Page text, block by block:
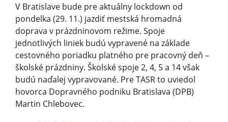
V Bratislave bude pre aktuálny lockdown od
pondelka (29. 11.) jazdiť mestská hromadná
doprava v prázdninovom režime. Spoje
jednotlivých liniek budú vypravené na základe
cestovného poriadku platného pre pracovný deň –
školské prázdniny. Školské spoje 2, 4, 5 a 14 však
budú naďalej vypravované. Pre TASR to uviedol
hovorca Dopravného podniku Bratislava (DPB)
Martin Chlebovec.